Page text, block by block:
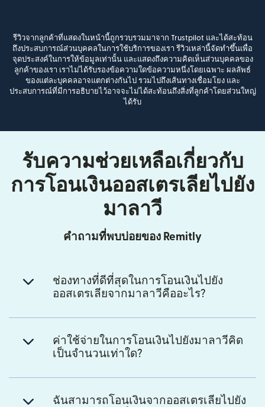
รีวิวจากลูกค้าที่แสดงในหน้านี้ถูกรวบรวมมาจาก Trustpilot และได้สะท้อน
ถึงประสบการณ์ส่วนบุคคลในการใช้บริการของเรา รีวิวเหล่านี้จัดทำขึ้นเพื่อ
จุดประสงค์ในการให้ข้อมูลเท่านั้น และแสดงถึงความคิดเห็นส่วนบุคคลของ
ลูกค้าของเรา เราไม่ได้รับรองข้อความใดข้อความหนึ่งโดยเฉพาะ ผลลัพธ์
ของแต่ละบุคคลอาจแตกต่างกันไป รวมไปถึงเส้นทางเชื่อมโยง และ
ประสบการณ์ที่มีการอธิบายไว้อาจจะไม่ได้สะท้อนถึงสิ่งที่ลูกค้าโดยส่วนใหญ่
ได้รับ
รับความช่วยเหลือเกี่ยวกับ
การโอนเงินออสเตรเลียไปยัง
มาลาวี
คำถามที่พบบ่อยของ Remitly
ช่องทางที่ดีที่สุดในการโอนเงินไปยัง
ออสเตรเลียจากมาลาวีคืออะไร?
ค่าใช้จ่ายในการโอนเงินไปยังมาลาวีคิด
เป็นจำนวนเท่าใด?
ฉันสามารถโอนเงินจากออสเตรเลียไปยัง